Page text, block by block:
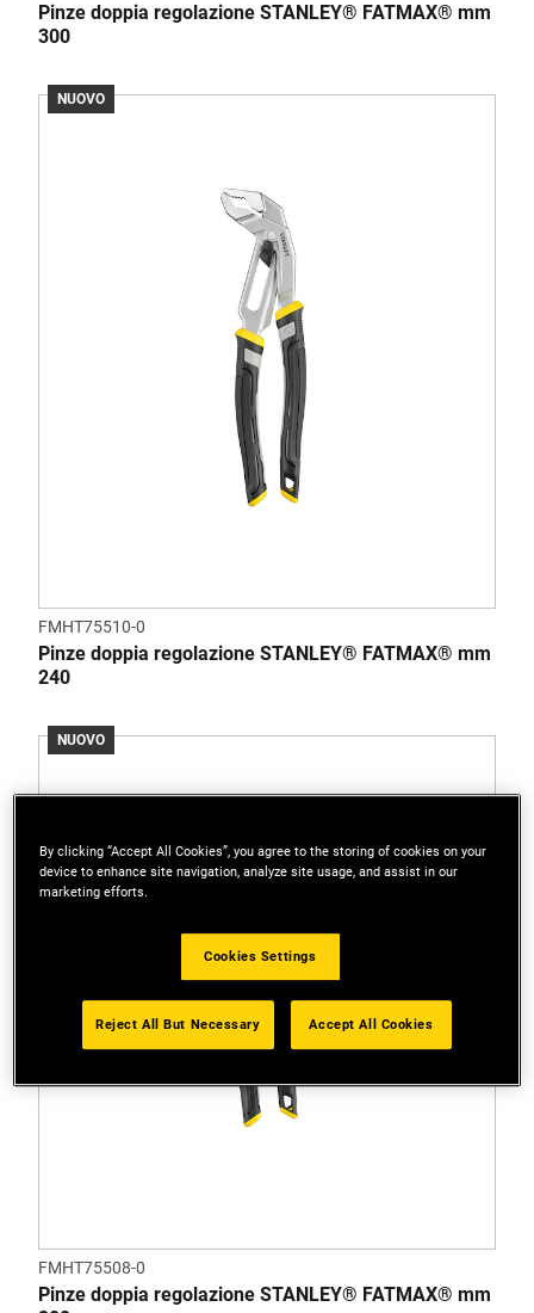
Pinze doppia regolazione STANLEY® FATMAX® mm
300
NUOVO
FMHT75510-0
Pinze doppia regolazione STANLEY® FATMAX® mm
240
NUOVO
FMHT75508-0
Pinze doppia regolazione STANLEY® FATMAX® mm
By clicking “Accept All Cookies”, you agree to the storing of cookies on your
device to enhance site navigation, analyze site usage, and assist in our
marketing efforts.
Cookies Settings
Reject All But Necessary Accept All Cookies